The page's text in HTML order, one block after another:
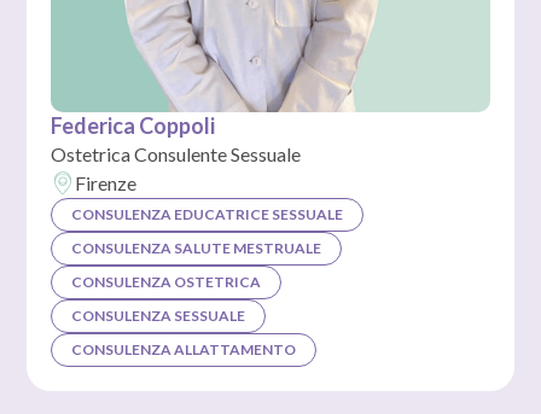
Federica Coppoli
Ostetrica Consulente Sessuale
Firenze
CONSULENZA EDUCATRICE SESSUALE
CONSULENZA SALUTE MESTRUALE
CONSULENZA OSTETRICA
CONSULENZA SESSUALE
CONSULENZA ALLATTAMENTO